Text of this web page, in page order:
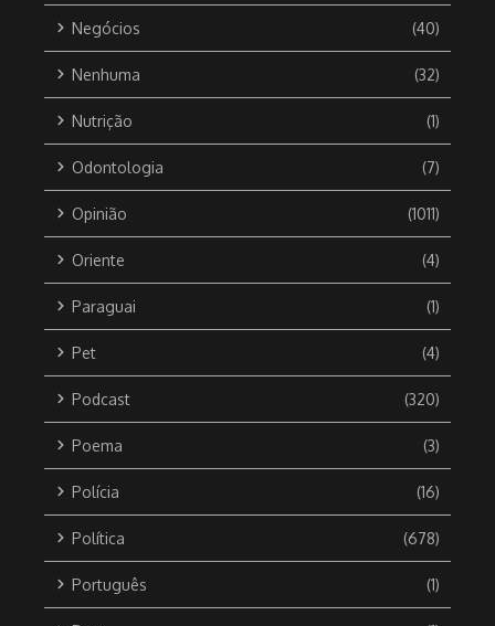
Negócios (40)
Nenhuma (32)
Nutrição (1)
Odontologia (7)
Opinião (1011)
Oriente (4)
Paraguai (1)
Pet (4)
Podcast (320)
Poema (3)
Polícia (16)
Política (678)
Português (1)